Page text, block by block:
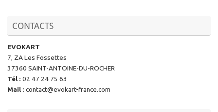
CONTACTS
EVOKART
7, ZA Les Fossettes
37360 SAINT-ANTOINE-DU-ROCHER
Tél : 02 47 24 75 63
Mail : contact@evokart-france.com